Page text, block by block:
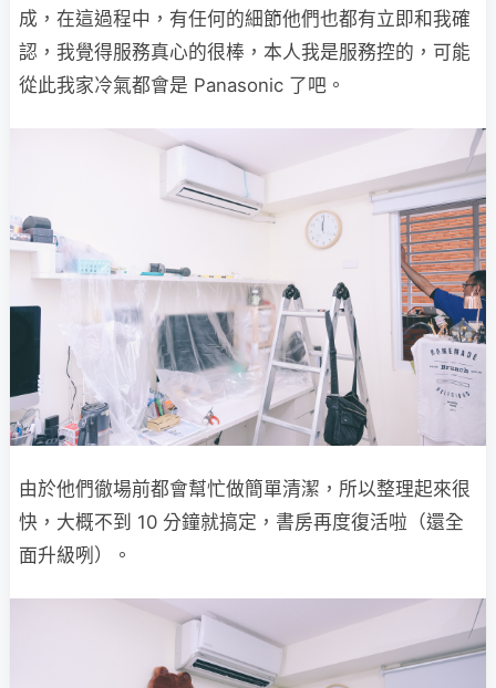
成，在這過程中，有任何的細節他們也都有立即和我確
認，我覺得服務真心的很棒，本人我是服務控的，可能
從此我家冷氣都會是 Panasonic 了吧。
由於他們徹場前都會幫忙做簡單清潔，所以整理起來很
快，大概不到 10 分鐘就搞定，書房再度復活啦（還全
面升級咧）。